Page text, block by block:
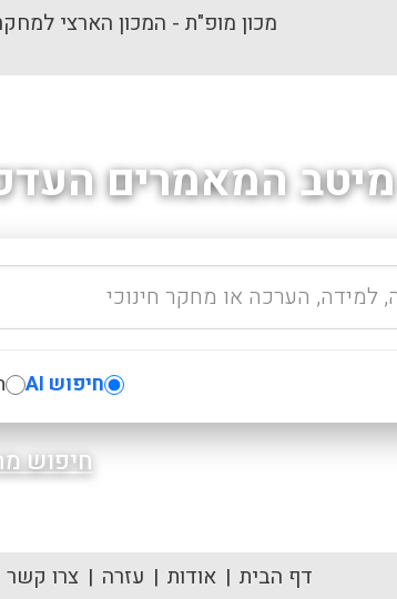
מכון מופ"ת - המכון הארצי
מיטב המאמרים
חיפוש AI
חיפוש
דף הבית אודות עזרה צרו קשר